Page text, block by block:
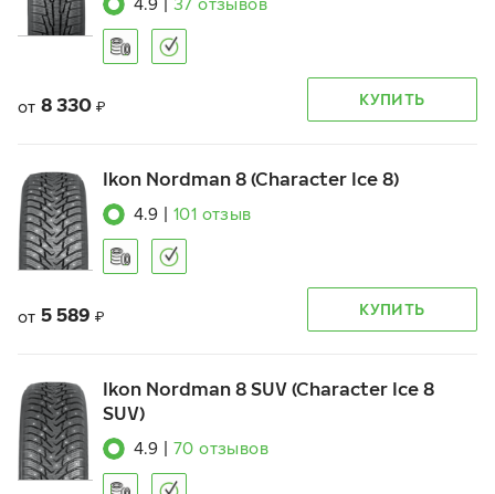
4.9 37 отзывов
от 8 330 ₽ КУПИТЬ
Ikon Nordman 8 (Character Ice 8)
4.9 101 отзыв
от 5 589 ₽ КУПИТЬ
Ikon Nordman 8 SUV (Character Ice 8
SUV)
4.9 70 отзывов